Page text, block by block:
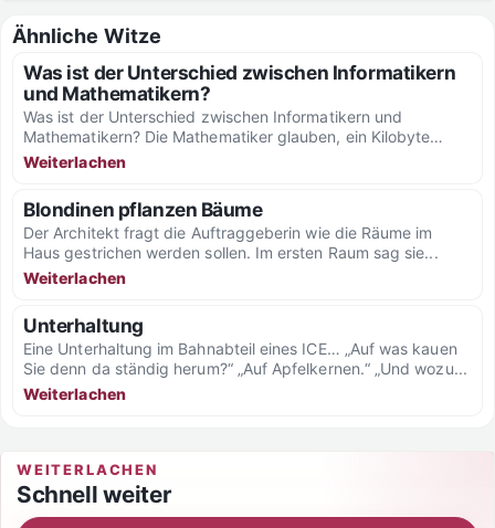
Ähnliche Witze
Was ist der Unterschied zwischen Informatikern
und Mathematikern?
Was ist der Unterschied zwischen Informatikern und
Mathematikern? Die Mathematiker glauben, ein Kilobyte
wären 1000 Byte. Die Informatiker...
Weiterlachen
Blondinen pflanzen Bäume
Der Architekt fragt die Auftraggeberin wie die Räume im
Haus gestrichen werden sollen. Im ersten Raum sag sie...
Weiterlachen
Unterhaltung
Eine Unterhaltung im Bahnabteil eines ICE… „Auf was kauen
Sie denn da ständig herum?“ „Auf Apfelkernen.“ „Und wozu...
Weiterlachen
WEITERLACHEN
Schnell weiter